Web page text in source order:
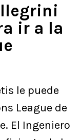
ir a la
le puede
League de
El Ingeniero